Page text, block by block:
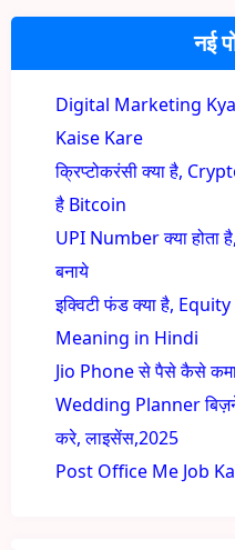
नई
Digital Marketing
Kaise Kare
क्रिप्टोकरंसी क्या है,
है Bitcoin
UPI Number क्या होता
बनाये
इक्विटी फंड क्या है,
Meaning in Hindi
Jio Phone से पैसे कैसे
Wedding Planner
करे, लाइसेंस,2025
Post Office Me Job